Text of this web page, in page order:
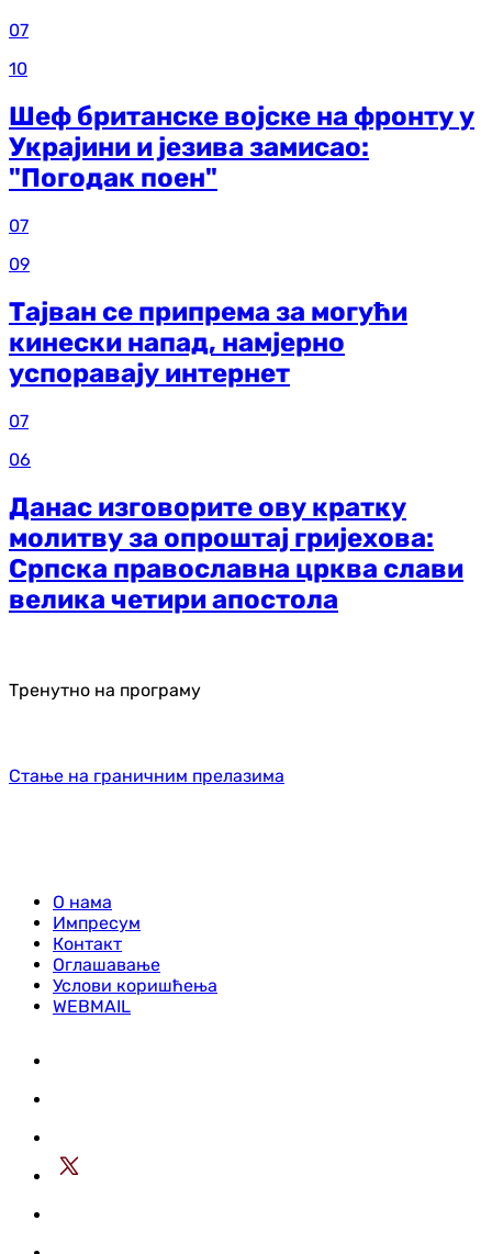
07
10
Шеф британске војске на фронту у
Украјини и језива замисао:
"Погодак поен"
07
09
Тајван се припрема за могући
кинески напад, намјерно
успоравају интернет
07
06
Данас изговорите ову кратку
молитву за опроштај гријехова:
Српска православна црква слави
велика четири апостола
Тренутно на програму
Стање на граничним прелазима
О нама
Импресум
Контакт
Оглашавање
Услови коришћења
WEBMAIL